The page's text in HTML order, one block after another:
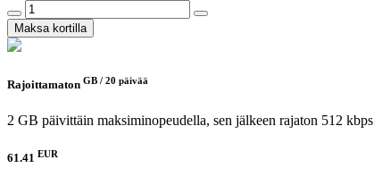
Maksa kortilla
Rajoittamaton GB / 20 päivää
2 GB päivittäin maksiminopeudella, sen jälkeen rajaton 512 kbps
61.41 EUR